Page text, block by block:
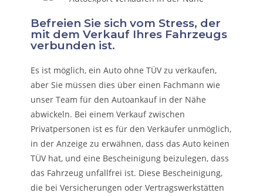
Befreien Sie sich vom Stress, der
mit dem Verkauf Ihres Fahrzeugs
verbunden ist.
Es ist möglich, ein Auto ohne TÜV zu verkaufen,
aber Sie müssen dies über einen Fachmann wie
unser Team für den Autoankauf in der Nähe
abwickeln. Bei einem Verkauf zwischen
Privatpersonen ist es für den Verkäufer unmöglich,
in der Anzeige zu erwähnen, dass das Auto keinen
TÜV hat, und eine Bescheinigung beizulegen, dass
das Fahrzeug unfallfrei ist. Diese Bescheinigung,
die bei Versicherungen oder Vertragswerkstätten